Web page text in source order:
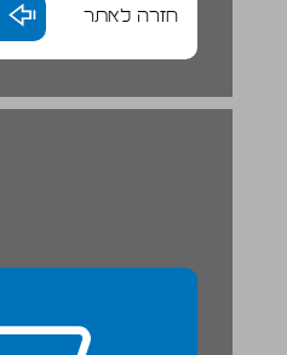
חזרה לאתר
שיעור 3: יסודות מארגנים ... 24